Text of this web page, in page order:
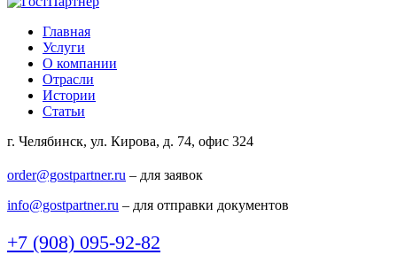
Главная
Услуги
О компании
Отрасли
Истории
Статьи
г. Челябинск, ул. Кирова, д. 74, офис 324
order@gostpartner.ru – для заявок
info@gostpartner.ru – для отправки документов
+7 (908) 095-92-82